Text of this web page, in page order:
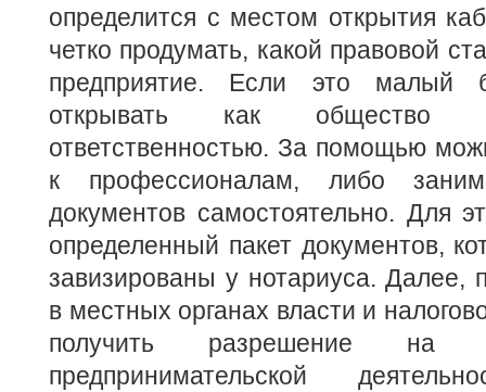
определится с местом открытия
четко продумать, какой правовой
предприятие. Если это малый
открывать как общество
ответственностью. За помощью
к профессионалам, либо
документов самостоятельно. Для
определенный пакет документов,
завизированы у нотариуса. Далее,
в местных органах власти и
получить разрешение на
предпринимательской